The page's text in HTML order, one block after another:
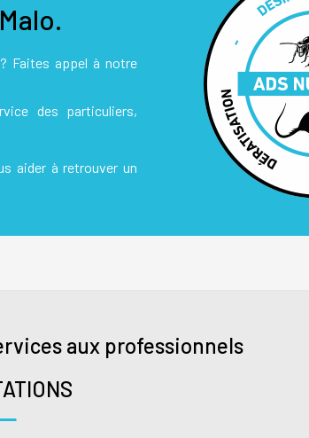
Faites appel à notre
des particuliers,
aider à retrouver un
aux professionnels